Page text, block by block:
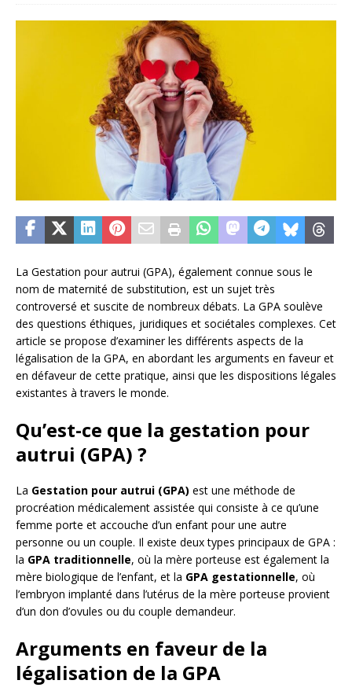
La Gestation pour autrui (GPA), également connue sous le
nom de maternité de substitution, est un sujet très
controversé et suscite de nombreux débats. La GPA soulève
des questions éthiques, juridiques et sociétales complexes. Cet
article se propose d’examiner les différents aspects de la
légalisation de la GPA, en abordant les arguments en faveur et
en défaveur de cette pratique, ainsi que les dispositions légales
existantes à travers le monde.
Qu’est-ce que la gestation pour
autrui (GPA) ?
La Gestation pour autrui (GPA) est une méthode de
procréation médicalement assistée qui consiste à ce qu’une
femme porte et accouche d’un enfant pour une autre
personne ou un couple. Il existe deux types principaux de GPA :
la GPA traditionnelle, où la mère porteuse est également la
mère biologique de l’enfant, et la GPA gestationnelle, où
l’embryon implanté dans l’utérus de la mère porteuse provient
d’un don d’ovules ou du couple demandeur.
Arguments en faveur de la
légalisation de la GPA